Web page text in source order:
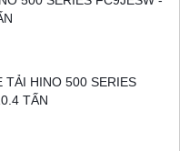
TẢI HINO 500 SERIES
TẤN